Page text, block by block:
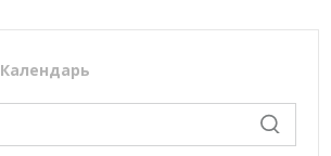
Календарь